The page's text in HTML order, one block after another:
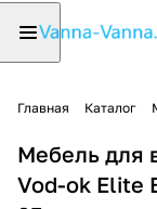
Главная Каталог
Мебель для
Vod-ok Elite